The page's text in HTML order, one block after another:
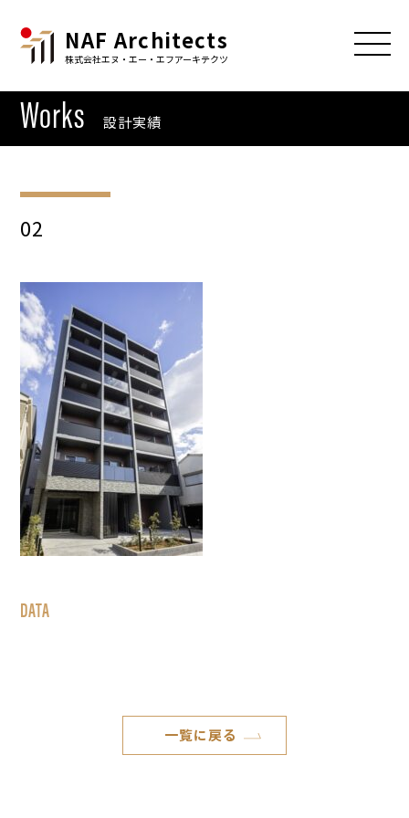
NAF Architects
株式会社エヌ・エー・エフアーキテクツ
Works 設計実績
02
DATA
一覧に戻る